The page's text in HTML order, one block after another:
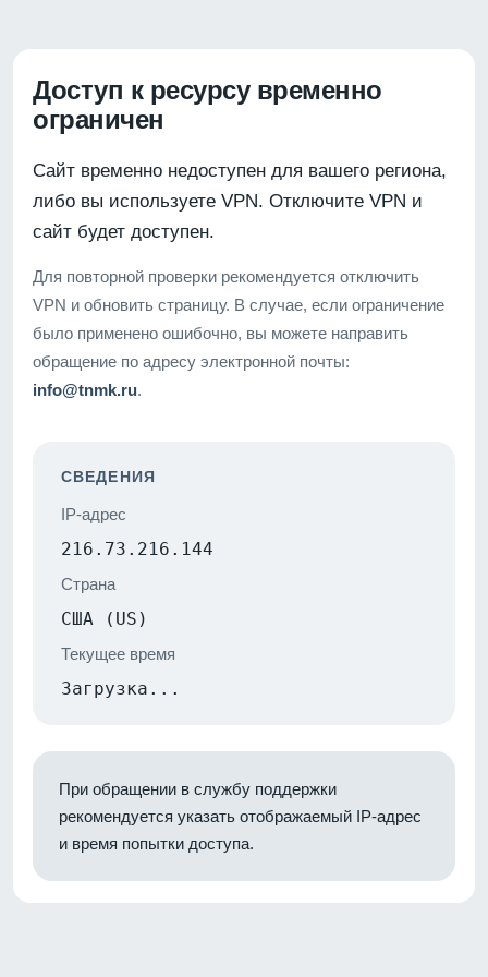
Доступ к ресурсу временно
ограничен
Сайт временно недоступен для вашего региона,
либо вы используете VPN. Отключите VPN и
сайт будет доступен.
Для повторной проверки рекомендуется отключить
VPN и обновить страницу. В случае, если ограничение
было применено ошибочно, вы можете направить
обращение по адресу электронной почты:
info@tnmk.ru.
СВЕДЕНИЯ
IP-адрес
216.73.216.144
Страна
США (US)
Текущее время
Загрузка...
При обращении в службу поддержки
рекомендуется указать отображаемый IP-адрес
и время попытки доступа.